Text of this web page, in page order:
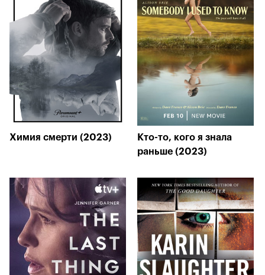
Химия смерти (2023)
Кто-то, кого я знала
раньше (2023)